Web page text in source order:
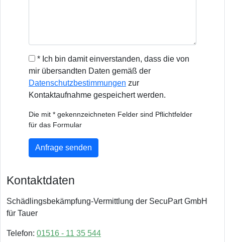
* Ich bin damit einverstanden, dass die von
mir übersandten Daten gemäß der
Datenschutzbestimmungen zur
Kontaktaufnahme gespeichert werden.
Die mit * gekennzeichneten Felder sind Pflichtfelder
für das Formular
Anfrage senden
Kontaktdaten
Schädlingsbekämpfung-Vermittlung der SecuPart GmbH
für Tauer
Telefon: 01516 - 11 35 544